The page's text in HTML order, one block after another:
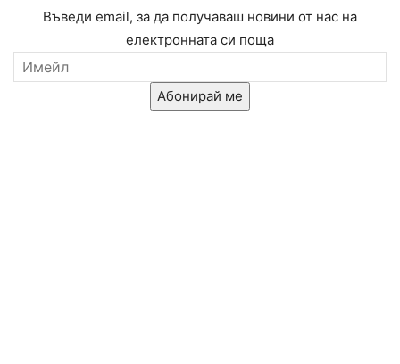
Въведи email, за да получаваш новини от нас на
електронната си поща
Абонирай ме